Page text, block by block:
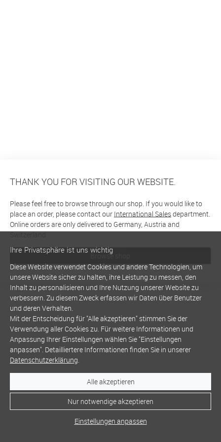
THANK YOU FOR VISITING OUR WEBSITE.
Please feel free to browse through our shop. If you would like to
place an order, please contact our International Salesdepartment.
Online orders are only delivered to Germany, Austria and
Switzerland
Browse shop
Ihre Privatsphäre ist uns wichtig
Diese Website verwendet Cookies und andere Technologien, um
unsere Website sicher zu halten, ihre Leistung zu messen, den
Inhalt zu personalisieren und Ihre Nutzung unserer Website zu
verbessern. Zu diesem Zweck erfassen wir Daten über Benutzer
und deren Verhalten.
Mit der Entscheidung für "Alle akzeptieren" stimmen Sie der
Verwendung aller Cookies zu. Für weitere Informationen und
Anpassung Ihrer Einstellungen wählen Sie "Einstellungen
anpassen". Detailliertere Informationen finden Sie in unserer
Datenschutzerklärung.
Alle akzeptieren
Nur notwendige akzeptieren
Einstellungen anpassen